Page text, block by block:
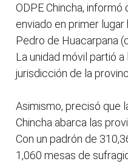
ODPE Chincha,
enviado en primer
Pedro de Huacarpana
La unidad móvil partió
jurisdicción de la
Asimismo, precisó que
Chincha abarca las
Con un padrón de
1,060 mesas de